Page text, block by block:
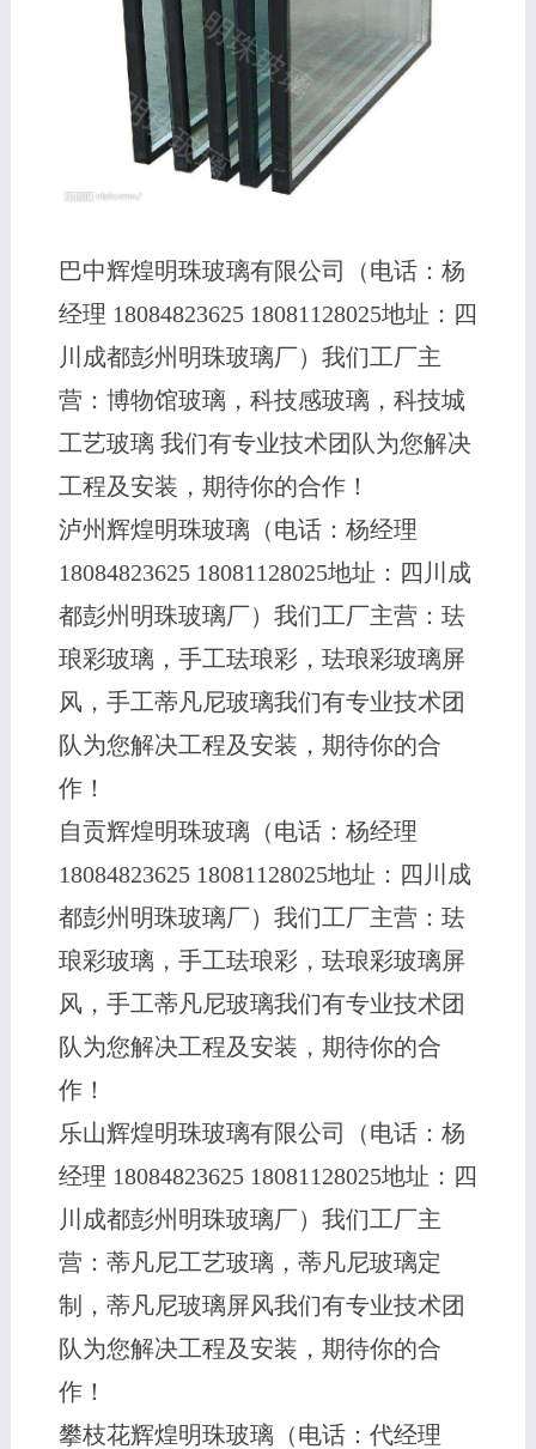
巴中辉煌明珠玻璃有限公司（电话：杨
经理 18084823625 18081128025地址：四
川成都彭州明珠玻璃厂）我们工厂主
营：博物馆玻璃，科技感玻璃，科技城
工艺玻璃 我们有专业技术团队为您解决
工程及安装，期待你的合作！
泸州辉煌明珠玻璃（电话：杨经理
18084823625 18081128025地址：四川成
都彭州明珠玻璃厂）我们工厂主营：珐
琅彩玻璃，手工珐琅彩，珐琅彩玻璃屏
风，手工蒂凡尼玻璃我们有专业技术团
队为您解决工程及安装，期待你的合
作！
自贡辉煌明珠玻璃（电话：杨经理
18084823625 18081128025地址：四川成
都彭州明珠玻璃厂）我们工厂主营：珐
琅彩玻璃，手工珐琅彩，珐琅彩玻璃屏
风，手工蒂凡尼玻璃我们有专业技术团
队为您解决工程及安装，期待你的合
作！
乐山辉煌明珠玻璃有限公司（电话：杨
经理 18084823625 18081128025地址：四
川成都彭州明珠玻璃厂）我们工厂主
营：蒂凡尼工艺玻璃，蒂凡尼玻璃定
制，蒂凡尼玻璃屏风我们有专业技术团
队为您解决工程及安装，期待你的合
作！
攀枝花辉煌明珠玻璃（电话：代经理